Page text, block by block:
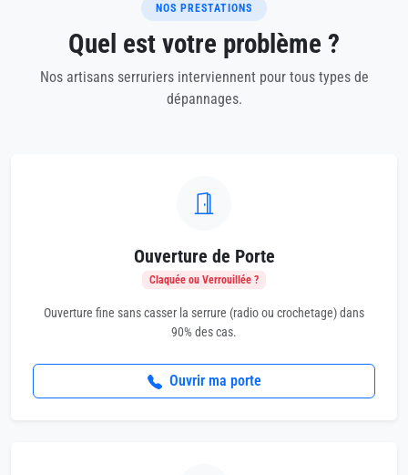
NOS PRESTATIONS
Quel est votre problème ?
Nos artisans serruriers interviennent pour tous types de
dépannages.
Ouverture de Porte
Claquée ou Verrouillée ?
Ouverture fine sans casser la serrure (radio ou crochetage) dans
90% des cas.
Ouvrir ma porte